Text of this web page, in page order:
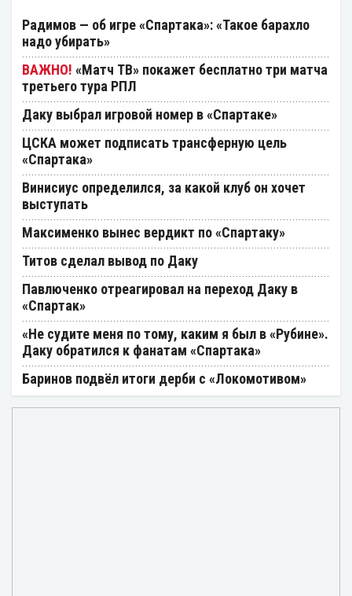
Радимов — об игре «Спартака»: «Такое барахло
надо убирать»
«Матч ТВ» покажет бесплатно три матча
третьего тура РПЛ
Даку выбрал игровой номер в «Спартаке»
ЦСКА может подписать трансферную цель
«Спартака»
Винисиус определился, за какой клуб он хочет
выступать
Максименко вынес вердикт по «Спартаку»
Титов сделал вывод по Даку
Павлюченко отреагировал на переход Даку в
«Спартак»
«Не судите меня по тому, каким я был в «Рубине».
Даку обратился к фанатам «Спартака»
Баринов подвёл итоги дерби с «Локомотивом»